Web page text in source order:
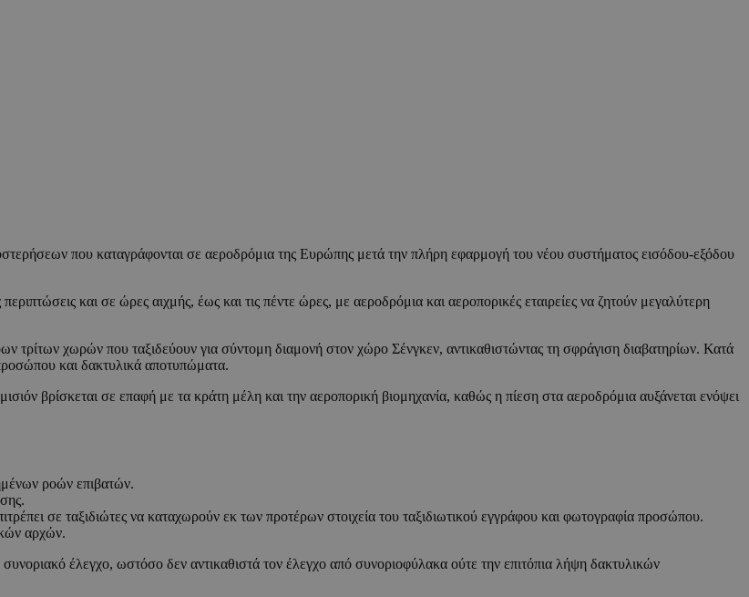
που καταγράφονται σε αεροδρόμια της Ευρώπης μετά την πλήρη εφαρμογή του νέου συστήματος εισόδου-εξόδου
και σε ώρες αιχμής, έως και τις πέντε ώρες, με αεροδρόμια και αεροπορικές εταιρείες να ζητούν μεγαλύτερη
χωρών που ταξιδεύουν για σύντομη διαμονή στον χώρο Σένγκεν, αντικαθιστώντας τη σφράγιση διαβατηρίων. Κατά
και δακτυλικά αποτυπώματα.
βρίσκεται σε επαφή με τα κράτη μέλη και την αεροπορική βιομηχανία, καθώς η πίεση στα αεροδρόμια αυξάνεται ενόψει
ροών επιβατών.
σε ταξιδιώτες να καταχωρούν εκ των προτέρων στοιχεία του ταξιδιωτικού εγγράφου και φωτογραφία προσώπου.
αρχών.
έλεγχο, ωστόσο δεν αντικαθιστά τον έλεγχο από συνοριοφύλακα ούτε την επιτόπια λήψη δακτυλικών